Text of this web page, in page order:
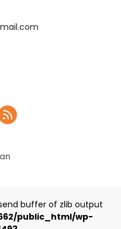
buffer of zlib output
public_html/wp-